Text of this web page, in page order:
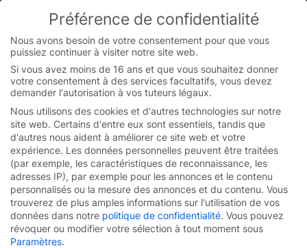
You are currently on the French website.
Switch to the English version.
Skip
content
Préférence de confidentialité
Nous avons besoin de votre consentement pour que vous
puissiez continuer à visiter notre site web.
Si vous avez moins de 16 ans et que vous souhaitez donner
votre consentement à des services facultatifs, vous devez
demander l'autorisation à vos tuteurs légaux.
Nous utilisons des cookies et d'autres technologies sur notre
site web. Certains d'entre eux sont essentiels, tandis que
d'autres nous aident à améliorer ce site web et votre
expérience. Les données personnelles peuvent être traitées
(par exemple, les caractéristiques de reconnaissance, les
adresses IP), par exemple pour les annonces et le contenu
personnalisés ou la mesure des annonces et du contenu. Vous
trouverez de plus amples informations sur l'utilisation de vos
données dans notre politique de confidentialité. Vous pouvez
révoquer ou modifier votre sélection à tout moment sous
Paramètres.